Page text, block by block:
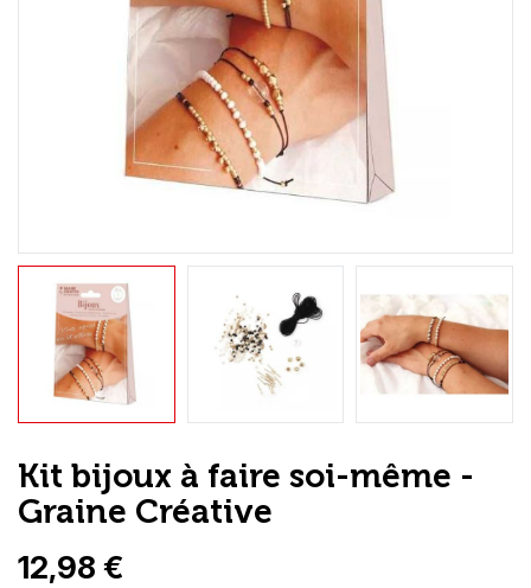
Loisirs Créatifs
Encadrement
Contact / Aide
Kit bijoux à faire soi-même -
Graine Créative
12,98 €